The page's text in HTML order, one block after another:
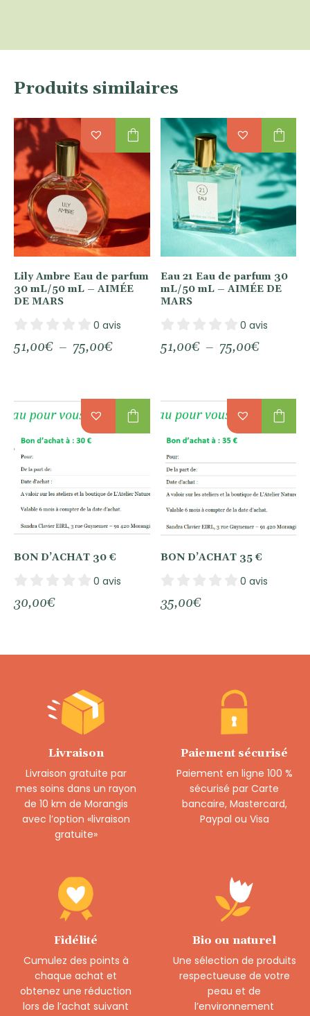
Produits similaires
Lily Ambre Eau de parfum
30 mL/50 mL – AIMÉE
DE MARS
0 avis
51,00€ – 75,00€Plage
à
75,00€
shopping_bag
Eau 21 Eau de parfum 30
mL/50 mL – AIMÉE DE
MARS
0 avis
51,00€ – 75,00€Plage
à
75,00€
shopping_bag
BON D’ACHAT 30 €
0 avis
30,00€
shopping_bag
BON D’ACHAT 35 €
0 avis
35,00€
shopping_bag
Livraison
Livraison gratuite par
mes soins dans un rayon
de 10 km de Morangis
avec l’option «livraison
gratuite»
Paiement sécurisé
Paiement en ligne 100 %
sécurisé par Carte
bancaire, Mastercard,
Paypal ou Visa
Fidélité
Cumulez des points à
chaque achat et
obtenez une réduction
lors de l’achat suivant
Bio ou naturel
Une sélection de produits
respectueuse de votre
peau et de
l’environnement